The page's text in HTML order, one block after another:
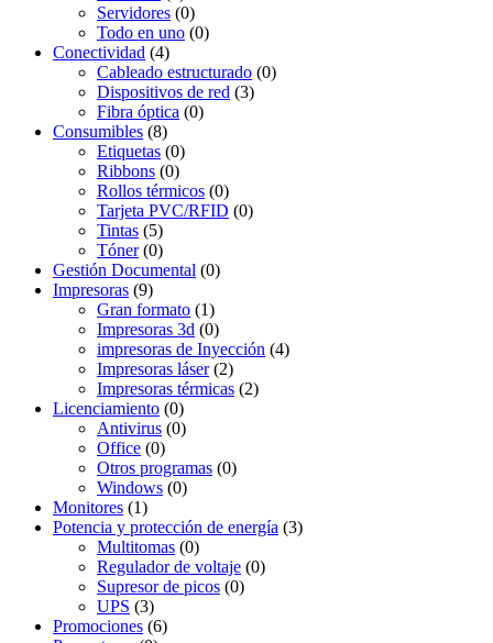
Servidores (0)
Todo en uno (0)
Conectividad (4)
Cableado estructurado (0)
Dispositivos de red (3)
Fibra óptica (0)
Consumibles (8)
Etiquetas (0)
Ribbons (0)
Rollos térmicos (0)
Tarjeta PVC/RFID (0)
Tintas (5)
Tóner (0)
Gestión Documental (0)
Impresoras (9)
Gran formato (1)
Impresoras 3d (0)
impresoras de Inyección (4)
Impresoras láser (2)
Impresoras térmicas (2)
Licenciamiento (0)
Antivirus (0)
Office (0)
Otros programas (0)
Windows (0)
Monitores (1)
Potencia y protección de energía (3)
Multitomas (0)
Regulador de voltaje (0)
Supresor de picos (0)
UPS (3)
Promociones (6)